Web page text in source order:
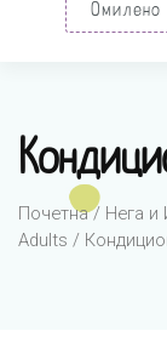
Омилено
Почетна/ Нега и
Adults /